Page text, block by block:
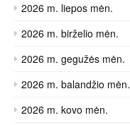
2026 m. liepos mėn.
2026 m. birželio mėn.
2026 m. gegužės mėn.
2026 m. balandžio mėn.
2026 m. kovo mėn.